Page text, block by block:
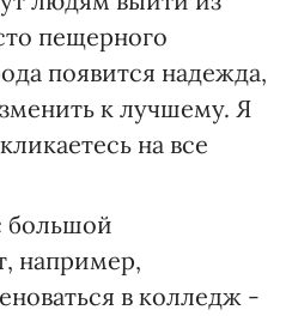
пещерного
появится надежда,
к лучшему. Я
на все
большой
например,
в колледж -